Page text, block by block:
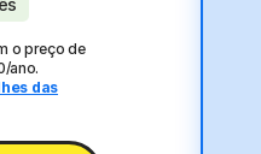
o preço de
ano.
das